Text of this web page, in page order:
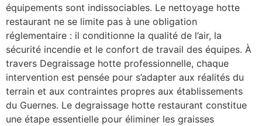
équipements sont indissociables. Le nettoyage hotte
restaurant ne se limite pas à une obligation
réglementaire : il conditionne la qualité de l’air, la
sécurité incendie et le confort de travail des équipes. À
travers Degraissage hotte professionnelle, chaque
intervention est pensée pour s’adapter aux réalités du
terrain et aux contraintes propres aux établissements
du Guernes. Le degraissage hotte restaurant constitue
une étape essentielle pour éliminer les graisses